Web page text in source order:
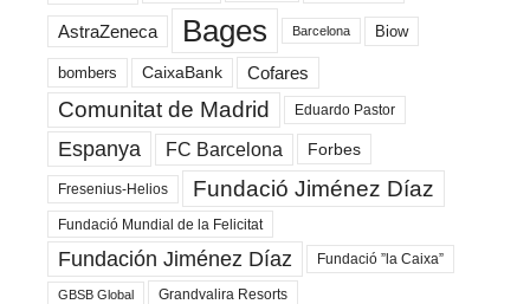
AstraZeneca Bages Barcelona Biow
bombers CaixaBank Cofares
Comunitat de Madrid Eduardo Pastor
Espanya FC Barcelona Forbes
Fresenius-Helios Fundació Jiménez Díaz
Fundació Mundial de la Felicitat
Fundación Jiménez Díaz Fundació ”la Caixa”
GBSB Global Grandvalira Resorts